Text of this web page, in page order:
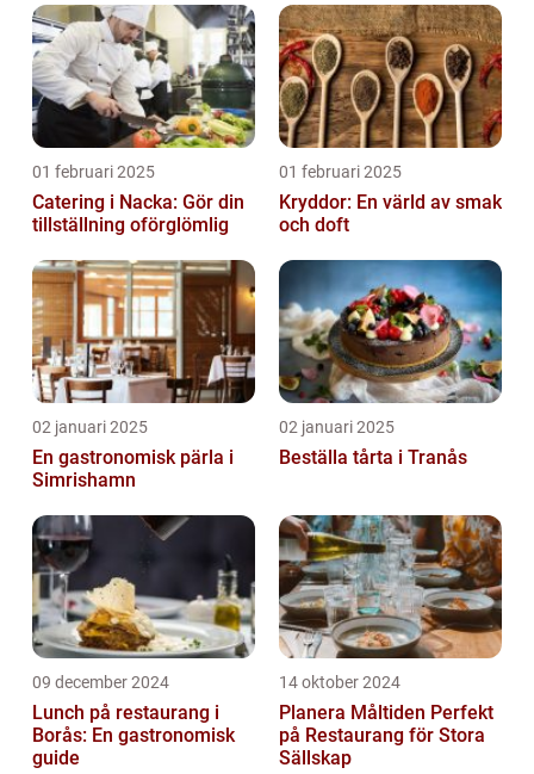
01 februari 2025
Catering i Nacka: Gör din
tillställning oförglömlig
01 februari 2025
Kryddor: En värld av smak
och doft
02 januari 2025
En gastronomisk pärla i
Simrishamn
02 januari 2025
Beställa tårta i Tranås
09 december 2024
Lunch på restaurang i
Borås: En gastronomisk
guide
14 oktober 2024
Planera Måltiden Perfekt
på Restaurang för Stora
Sällskap